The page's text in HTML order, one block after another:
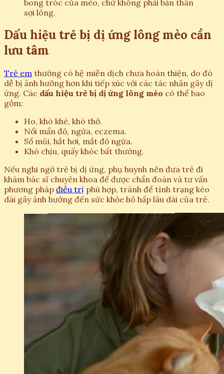
bong tróc của mèo, chứ không phải bản thân
sợi lông.
Dấu hiệu trẻ bị dị ứng lông mèo cần
lưu tâm
Trẻ em thường có hệ miễn dịch chưa hoàn thiện, do đó
dễ bị ảnh hưởng hơn khi tiếp xúc với các tác nhân gây dị
ứng. Các dấu hiệu trẻ bị dị ứng lông mèo có thể bao
gồm:
Ho, khò khè, khó thở.
Nổi mẩn đỏ, ngứa, eczema.
Sổ mũi, hắt hơi, mắt đỏ ngứa.
Khó chịu, quấy khóc bất thường.
Nếu nghi ngờ trẻ bị dị ứng, phụ huynh nên đưa trẻ đi
khám bác sĩ chuyên khoa để được chẩn đoán và tư vấn
phương pháp điều trị phù hợp, tránh để tình trạng kéo
dài gây ảnh hưởng đến sức khỏe hô hấp lâu dài của trẻ.